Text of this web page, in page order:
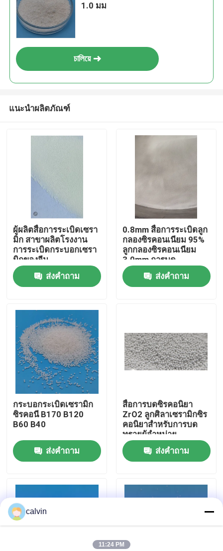
บ้าน
เกี่ยวกับเรา
ทัวร์โรงงาน
ควบคุมคุณภาพ
ติดต่อเรา
ขออ้าง
สื่อการพ่นเซรามิก
การพ่นลูกปัดเซรามิก
1.0 มม
চালিয়ে
แนะนำผลิตภัณฑ์
ผู้ผลิตสื่อการระเบิดเซรา
มิก สาขาผลิตโรงงาน
การระเบิดกระบอกเซรา
มิกของจีน
ส่งคำถาม
0.8mm สื่อการระเบิดลูก
กลองซิรคอนเนียม 95%
ลูกกลองซิรคอนเนียม
3.0mm การบด
ส่งคำถาม
กระบอกระเบิดเซรามิก
ซิรคอนี B170 B120
B60 B40
ส่งคำถาม
สื่อการบดซิรคอนิยา
ZrO2 ลูกศิลาเซรามิกซิร
คอนิยาสําหรับการบด
ทรายผู้จําหน่าย
ส่งคำถาม
calvin
11:24 PM